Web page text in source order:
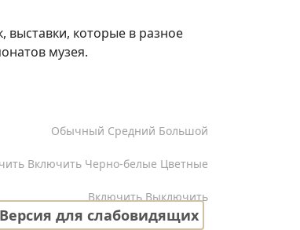
выставки, которые в разное
музея.
Обычный Средний Большой
Включить Черно-белые Цветные
Включить Выключить
Версия для слабовидящих